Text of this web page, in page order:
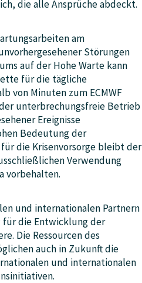
die alle Ansprüche abdeckt.
am
Störungen
auf der Hohe Warte kann
für die tägliche
von Minuten zum ECMWF
unterbrechungsfreie Betrieb
Ereignisse
Bedeutung der
die Krisenvorsorge bleibt der
Verwendung
vorbehalten.
und internationalen Partnern
die Entwicklung der
Die Ressourcen des
auch in Zukunft die
und internationalen